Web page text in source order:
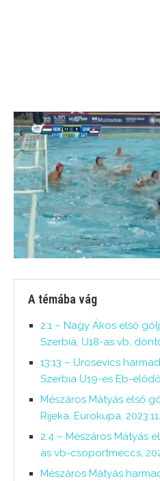
A témába vág
2:1 – Nagy Ákos első
Szerbia, U18-as vb,
13:13 – Urosevics
Szerbia U19-es Eb-
Mészáros Mátyás első
Rijeka, Eurokupa,
2:4 – Mészáros Mátyás
as vb-csoportmeccs,
Mészáros Mátyás